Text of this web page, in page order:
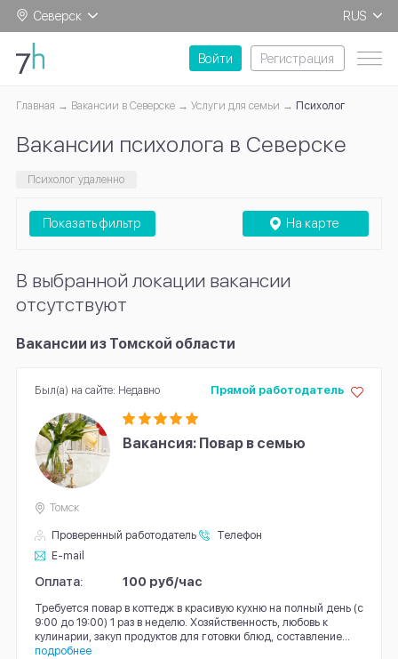
Северск
RUS
EN
Войти
Регистрация
Главная Вакансии в Северске Услуги для семьи Психолог
Вакансии психолога в Северске
Психолог удаленно
На карте
Показать фильтр
В выбранной локации вакансии
отсутствуют
Вакансии из Томской области
Вакансия: Повар в семью
Проверенный работодатель
Телефон
E-mail
Прямой работодатель
Томск
Оплата: 100 руб/час
Требуется повар в коттедж в красивую кухню на полный день (с
9:00 до 19:00) 1 раз в неделю. Хозяйственность, любовь к
кулинарии, закуп продуктов для готовки блюд, составление...
подробнее
Был(а) на сайте: Недавно